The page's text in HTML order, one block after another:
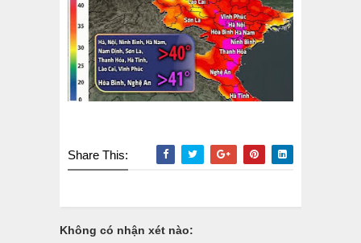
Share This:
Không có nhận xét nào: